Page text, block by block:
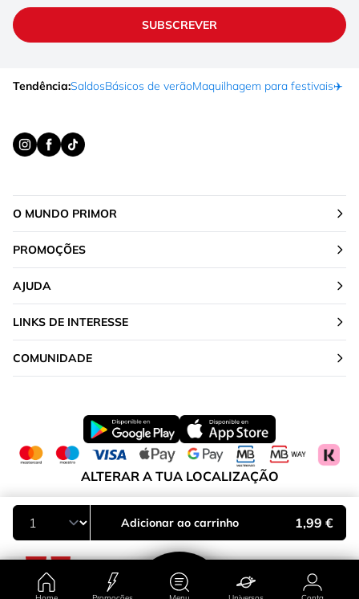
Adicionar ao carrinho 1,99 €
SUBSCREVER
Tendência:SaldosBásicos de verãoMaquilhagem para festivais✈️
O MUNDO PRIMOR
PROMOÇÕES
AJUDA
LINKS DE INTERESSE
COMUNIDADE
ALTERAR A TUA LOCALIZAÇÃO
Portugal